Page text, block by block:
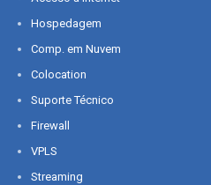
Hospedagem
Comp. em Nuvem
Colocation
Suporte Técnico
Firewall
VPLS
Streaming